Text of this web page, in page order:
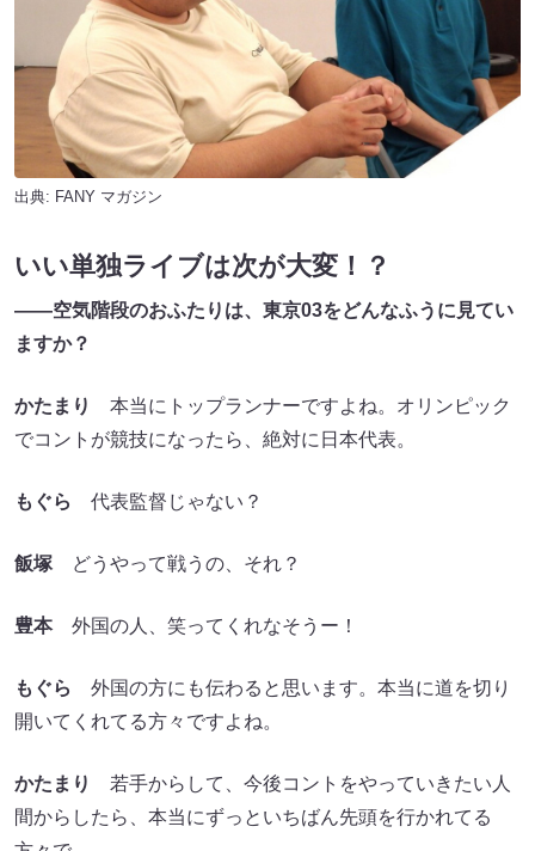
出典: FANY マガジン
いい単独ライブは次が大変！？
——空気階段のおふたりは、東京03をどんなふうに見てい
ますか？
かたまり
本当にトップランナーですよね。オリンピック
でコントが競技になったら、絶対に日本代表。
もぐら 代表監督じゃない？
飯塚 どうやって戦うの、それ？
豊本外国の人、笑ってくれなそうー！
もぐら
外国の方にも伝わると思います。本当に道を切り
開いてくれてる方々ですよね。
かたまり
若手からして、今後コントをやっていきたい人
間からしたら、本当にずっといちばん先頭を行かれてる